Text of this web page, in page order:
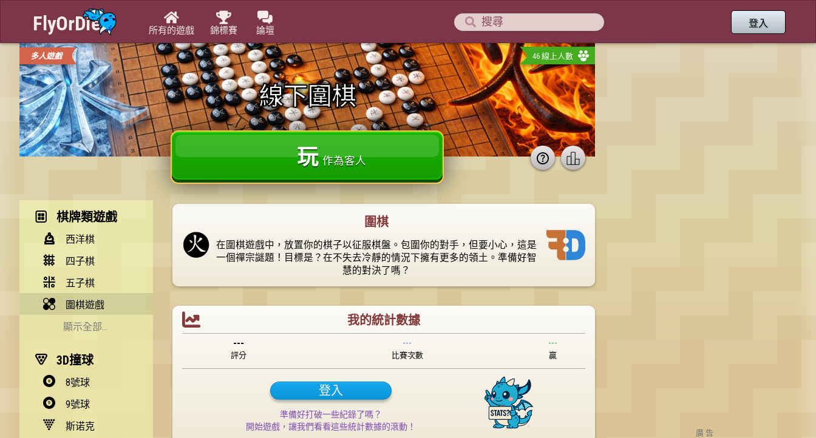

所有的遊戲

錦標賽

論壇
 登入
多人遊戲 46 線上人數
線下圍棋
玩 作為客人
棋牌類遊戲
西洋棋
四子棋
五子棋
圍棋遊戲
顯示全部...
3D撞球
8號球
9號球
斯诺克
圍棋
在圍棋遊戲中，放置你的棋子以征服棋盤。包圍你的對手，但要小心，這是
一個禪宗謎題！目標是？在不失去冷靜的情況下擁有更多的領土。準備好智
慧的對決了嗎？
 我的統計數據
---
評分
---
比賽次數
---
贏
登入
準備好打破一些紀錄了嗎？
開始遊戲，讓我們看看這些統計數據的滾動！
廣告